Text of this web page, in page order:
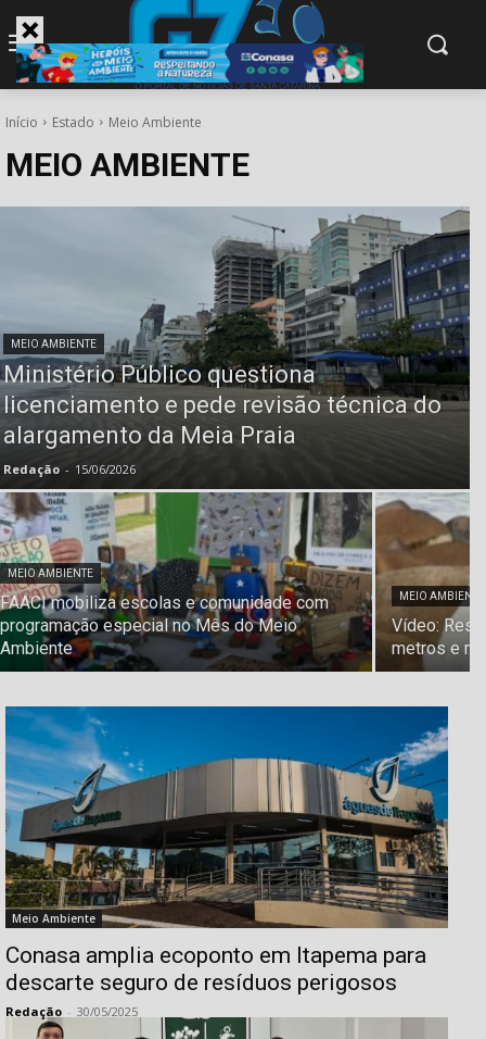
Início Estado Meio Ambiente
MEIO AMBIENTE
MEIO AMBIENTE
Ministério Público questiona
licenciamento e pede revisão técnica do
alargamento da Meia Praia
Redação - 15/06/2026
MEIO AMBIENTE
FAACI mobiliza escolas e comunidade com
programação especial no Mês do Meio
Ambiente
MEIO AMBIENTE
Vídeo:
metros e
Meio Ambiente
Conasa amplia ecoponto em Itapema para
descarte seguro de resíduos perigosos
Redação - 30/05/2025
modal-check